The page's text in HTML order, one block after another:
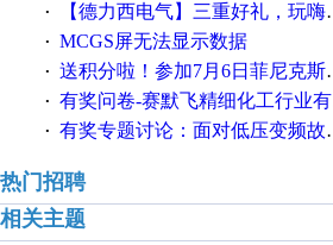
·
【德力西电气】三重好礼，玩嗨夏日！
· MCGS屏无法显示数据
· 送积分啦！参加7月6日菲尼克斯在线研讨会即得
· 有奖问卷-赛默飞精细化工行业有奖调查来袭！
· 有奖专题讨论：面对低压变频故障，老手是这样解决的！
热门招聘
相关主题